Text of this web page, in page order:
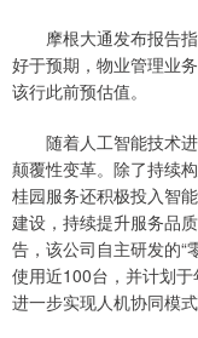
摩根大通发布报告指
好于预期，物业管理业
该行此前预估值。
随着人工智能技术进
颠覆性变革。除了持续
桂园服务还积极投入智
建设，持续提升服务品
告，该公司自主研发的“
使用近100台，并计划
进一步实现人机协同模